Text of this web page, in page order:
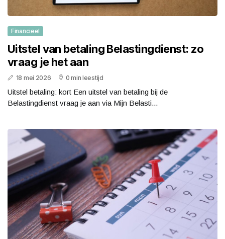
Financieel
Uitstel van betaling Belastingdienst: zo
vraag je het aan
18 mei 2026 0 min leestijd
Uitstel betaling: kort Een uitstel van betaling bij de
Belastingdienst vraag je aan via Mijn Belasti...